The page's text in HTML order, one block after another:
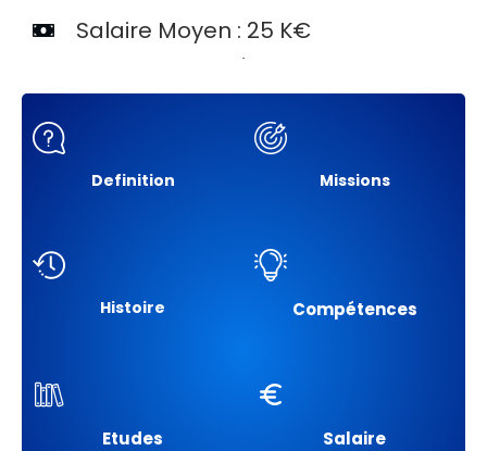
Salaire Moyen : 25 K€
Definition Missions
Histoire Compétences
Etudes Salaire